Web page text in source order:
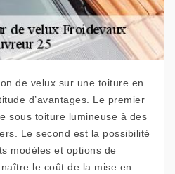
de velux sur une toiture en
d’avantages. Le premier
sous toiture lumineuse à des
Le second est la possibilité
modèles et options de
le coût de la mise en